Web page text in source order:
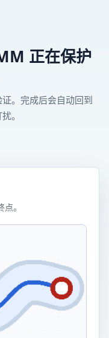
正在保护
。完成后会自动回到
。
。